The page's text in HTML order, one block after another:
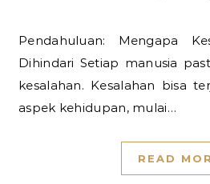
Pendahuluan: Mengapa Kesalahan Tidak Bisa
Dihindari Setiap manusia
kesalahan. Kesalahan bisa
aspek kehidupan, mulai…
READ